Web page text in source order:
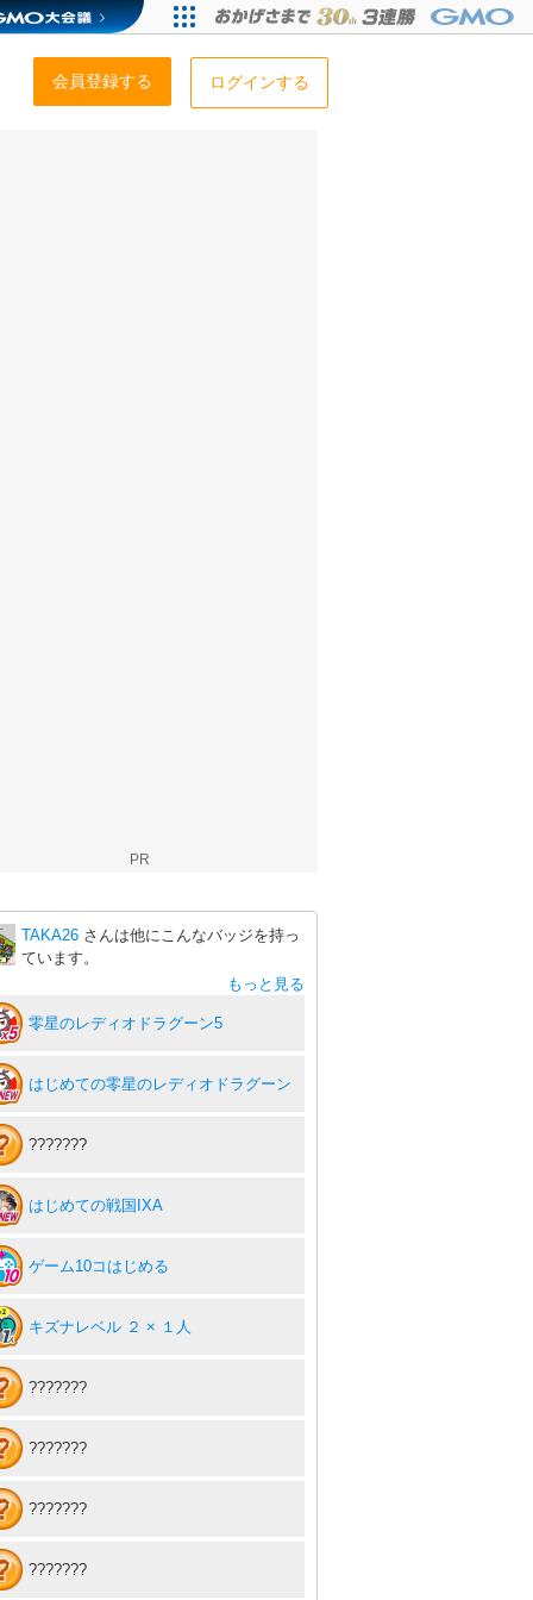
会員登録する ログインする
PR
TAKA26 さんは他にこんなバッジを持っ
ています。
もっと見る
零星のレディオドラグーン5
はじめての零星のレディオドラグーン
???????
はじめての戦国IXA
ゲーム10コはじめる
キズナレベル ２ × １人
???????
???????
???????
???????